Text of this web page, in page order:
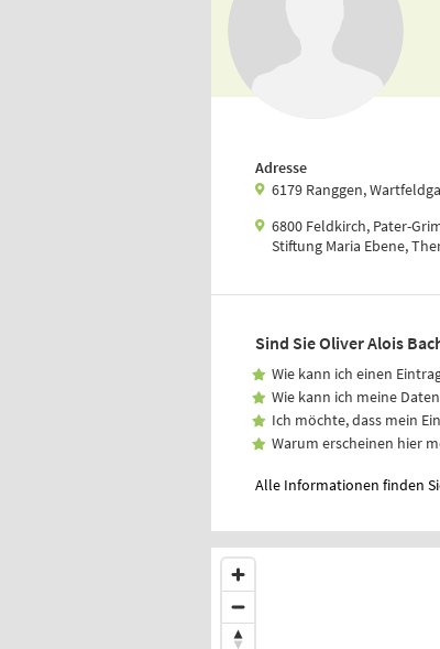
Adresse
6179 Ranggen,
6800 Feldkirch, Pater-
Stiftung Maria Ebene,
Sind Sie Oliver Alois
Wie kann ich einen
Wie kann ich meine
Ich möchte, dass mein
Warum erscheinen hier
Alle Informationen finden